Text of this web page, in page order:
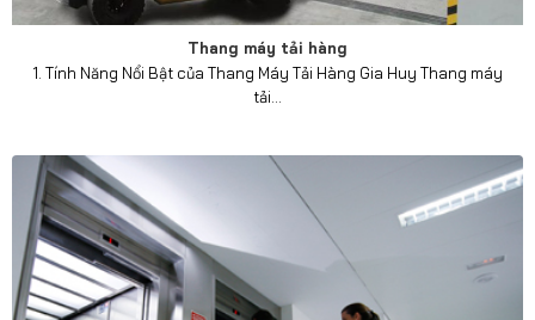
Thang máy tải hàng
1. Tính Năng Nổi Bật của Thang Máy Tải Hàng Gia Huy Thang máy
tải...